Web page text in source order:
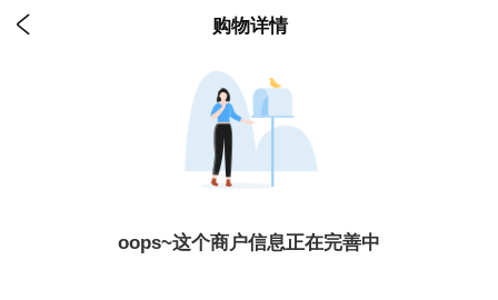
 购物详情
oops~这个商户信息正在完善中